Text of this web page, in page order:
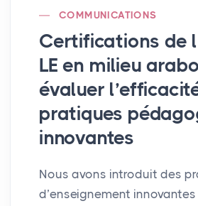
COMMUNICATIONS
Certifications de
LE en milieu
évaluer
pratiques
innovantes
Nous avons introduit des
d’enseignement